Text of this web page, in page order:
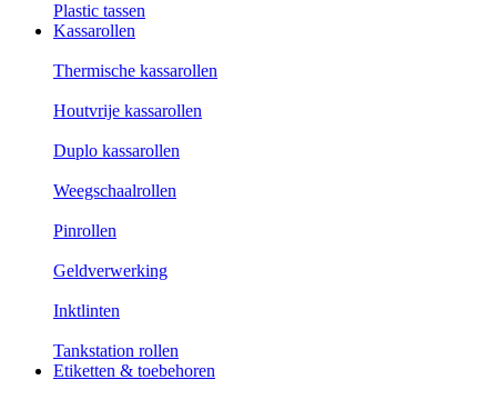
Plastic tassen
Kassarollen
Thermische kassarollen
Houtvrije kassarollen
Duplo kassarollen
Weegschaalrollen
Pinrollen
Geldverwerking
Inktlinten
Tankstation rollen
Etiketten & toebehoren